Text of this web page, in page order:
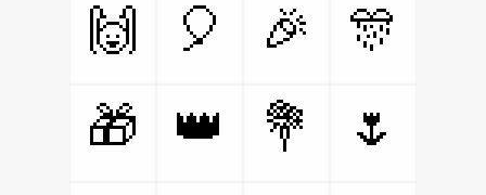
🙌
🎈 🎉
🎊
🎁
👑 💐
🌷